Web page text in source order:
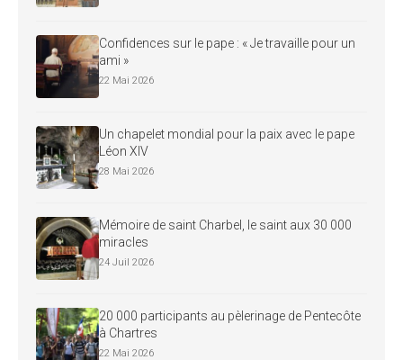
Confidences sur le pape : « Je travaille pour un
ami »
22 Mai 2026
Un chapelet mondial pour la paix avec le pape
Léon XIV
28 Mai 2026
Mémoire de saint Charbel, le saint aux 30 000
miracles
24 Juil 2026
20 000 participants au pèlerinage de Pentecôte
à Chartres
22 Mai 2026